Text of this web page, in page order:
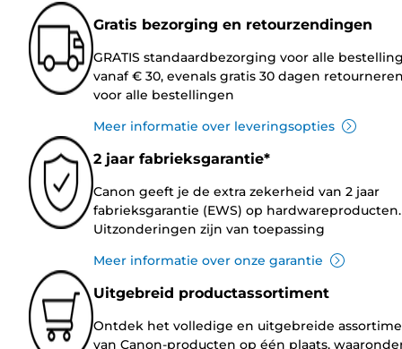
Gratis bezorging en retourzendingen
GRATIS standaardbezorging voor alle
vanaf € 30, evenals gratis 30 dagen
voor alle bestellingen
Meer informatie over leveringsopties
2 jaar fabrieksgarantie*
Canon geeft je de extra zekerheid van 2 jaar
fabrieksgarantie (EWS) op hardwareproducten.
Uitzonderingen zijn van toepassing
Meer informatie over onze garantie
Uitgebreid productassortiment
Ontdek het volledige en uitgebreide
van Canon-producten op één plaats,